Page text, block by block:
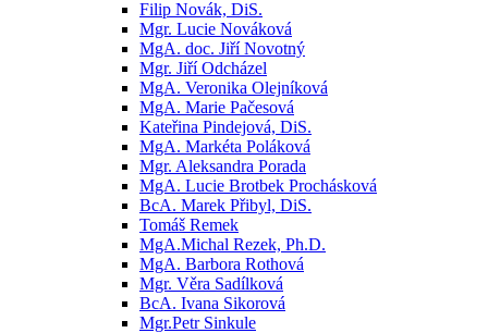
Filip Novák, DiS.
Mgr. Lucie Nováková
MgA. doc. Jiří Novotný
Mgr. Jiří Odcházel
MgA. Veronika Olejníková
MgA. Marie Pačesová
Kateřina Pindejová, DiS.
MgA. Markéta Poláková
Mgr. Aleksandra Porada
MgA. Lucie Brotbek Prochásková
BcA. Marek Přibyl, DiS.
Tomáš Remek
MgA.Michal Rezek, Ph.D.
MgA. Barbora Rothová
Mgr. Věra Sadílková
BcA. Ivana Sikorová
Mgr.Petr Sinkule